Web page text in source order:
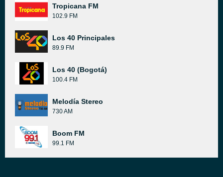
Tropicana FM
102.9 FM
Los 40 Principales
89.9 FM
Los 40 (Bogotá)
100.4 FM
Melodía Stereo
730 AM
Boom FM
99.1 FM